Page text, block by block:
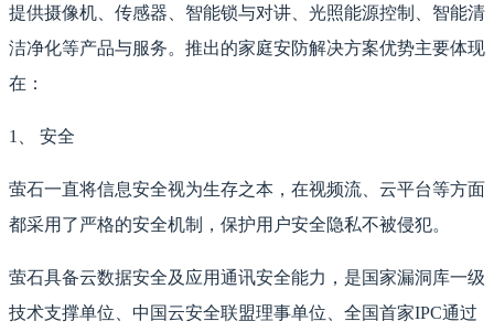
提供摄像机、传感器、智能锁与对讲、光照能源控制、智能清
洁净化等产品与服务。推出的家庭安防解决方案优势主要体现
在：
1、 安全
萤石一直将信息安全视为生存之本，在视频流、云平台等方面
都采用了严格的安全机制，保护用户安全隐私不被侵犯。
萤石具备云数据安全及应用通讯安全能力，是国家漏洞库一级
技术支撑单位、中国云安全联盟理事单位、全国首家IPC通过